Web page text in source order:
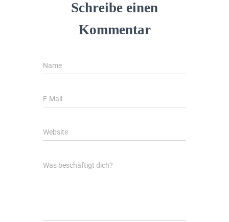
Schreibe einen
Kommentar
Name
E-Mail
Website
Was beschäftigt dich?